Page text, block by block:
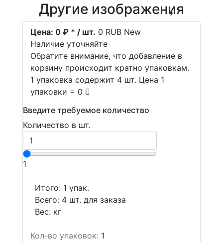
Другие изображения
Цена: 0 ₽ * / шт. 0 RUB New
Наличие уточняйте
Обратите внимание, что добавление в
корзину происходит кратно упаковкам.
1 упаковка содержит 4 шт. Цена 1
упаковки = 0
Введите требуемое количество
Количество в шт.
1
Итого: 1 упак.
Всего: 4 шт. для заказа
Вес: кг
Кол-во упаковок: 1